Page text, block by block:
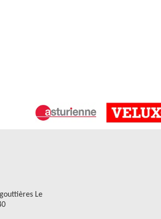
et assurer son rôle correctement qui est
entreprise Robert gouttière propose ses
pour cela qu’il est indispensable de faire
ou changer votre gouttière à Le Heaulme ?
qui pourra s’harmoniser avec le style
seront posées dans les règles de l’art
Le